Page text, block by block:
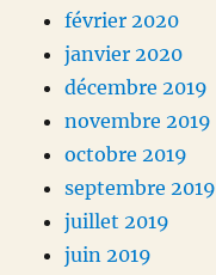
février 2020
janvier 2020
décembre 2019
novembre 2019
octobre 2019
septembre 2019
juillet 2019
juin 2019